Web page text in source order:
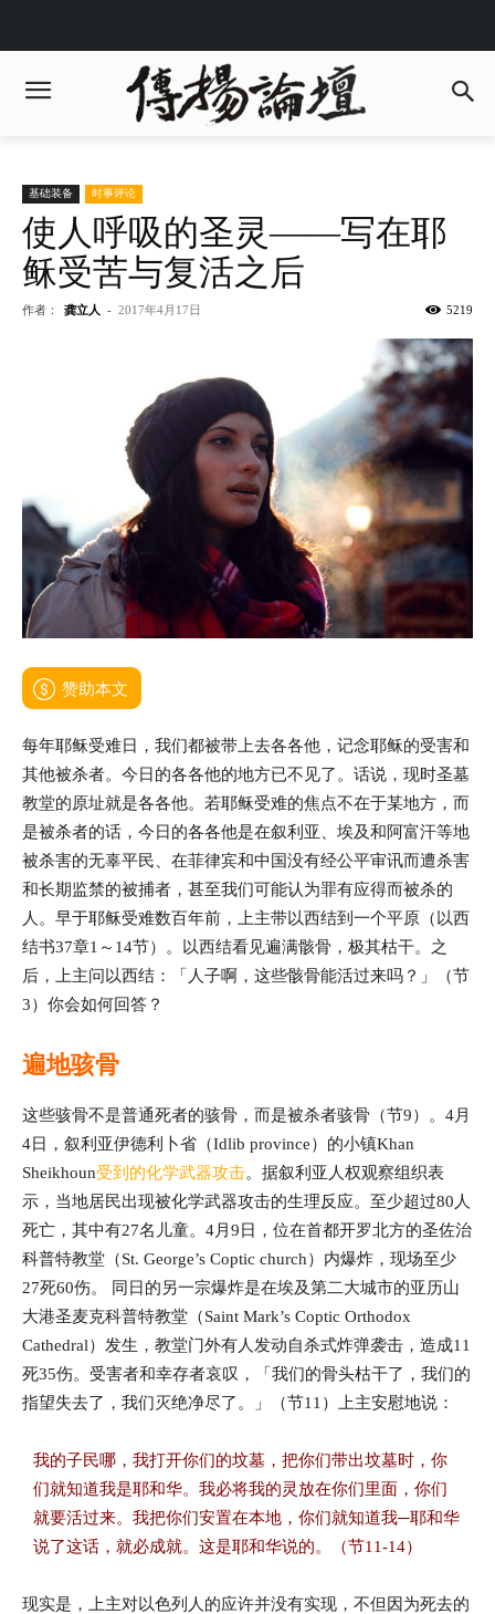
基础装备 时事评论
使人呼吸的圣灵——写在耶
稣受苦与复活之后
作者： 龚立人 - 2017年4月17日 5219
赞助本文
每年耶稣受难日，我们都被带上去各各他，记念耶稣的受害和
其他被杀者。今日的各各他的地方已不见了。话说，现时圣墓
教堂的原址就是各各他。若耶稣受难的焦点不在于某地方，而
是被杀者的话，今日的各各他是在叙利亚、埃及和阿富汗等地
被杀害的无辜平民、在菲律宾和中国没有经公平审讯而遭杀害
和长期监禁的被捕者，甚至我们可能认为罪有应得而被杀的
人。早于耶稣受难数百年前，上主带以西结到一个平原（以西
结书37章1～14节）。以西结看见遍满骸骨，极其枯干。之
后，上主问以西结：「人子啊，这些骸骨能活过来吗？」（节
3）你会如何回答？
遍地骇骨
这些骇骨不是普通死者的骇骨，而是被杀者骇骨（节9）。4月
4日，叙利亚伊德利卜省（Idlib province）的小镇Khan
Sheikhoun受到的化学武器攻击。据叙利亚人权观察组织表
示，当地居民出现被化学武器攻击的生理反应。至少超过80人
死亡，其中有27名儿童。4月9日，位在首都开罗北方的圣佐治
科普特教堂（St. George’s Coptic church）内爆炸，现场至少
27死60伤。 同日的另一宗爆炸是在埃及第二大城市的亚历山
大港圣麦克科普特教堂（Saint Mark’s Coptic Orthodox
Cathedral）发生，教堂门外有人发动自杀式炸弹袭击，造成11
死35伤。受害者和幸存者哀叹，「我们的骨头枯干了，我们的
指望失去了，我们灭绝净尽了。」（节11）上主安慰地说：
我的子民哪，我打开你们的坟墓，把你们带出坟墓时，你
们就知道我是耶和华。我必将我的灵放在你们里面，你们
就要活过来。我把你们安置在本地，你们就知道我─耶和华
说了这话，就必成就。这是耶和华说的。（节11-14）
现实是，上主对以色列人的应许并没有实现，不但因为死去的